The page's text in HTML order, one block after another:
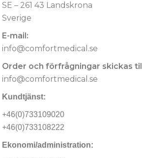
SE – 261 43 Landskrona
Sverige
E-mail:
info@comfortmedical.se
Order och förfrågningar skickas
info@comfortmedical.se
Kundtjänst:
+46(0)733109020
+46(0)733108222
Ekonomi/administration: